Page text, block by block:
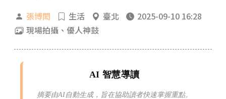
張博閎 生活 臺北
2025-09-10 16:28
現場拍攝、優人神鼓
AI 智慧導讀
摘要由AI自動生成，旨在協助讀者快速掌握重點。